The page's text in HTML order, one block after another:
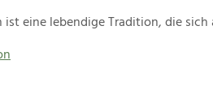
ist eine lebendige Tradition, die